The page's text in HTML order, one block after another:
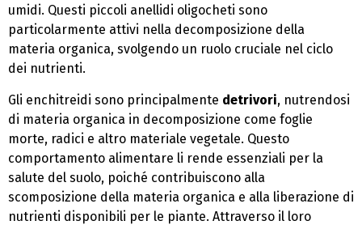
umidi. Questi piccoli anellidi oligocheti sono
particolarmente attivi nella decomposizione della
materia organica, svolgendo un ruolo cruciale nel ciclo
dei nutrienti.
Gli enchitreidi sono principalmente detrivori, nutrendosi
di materia organica in decomposizione come foglie
morte, radici e altro materiale vegetale. Questo
comportamento alimentare li rende essenziali per la
salute del suolo, poiché contribuiscono alla
scomposizione della materia organica e alla liberazione di
nutrienti disponibili per le piante. Attraverso il loro